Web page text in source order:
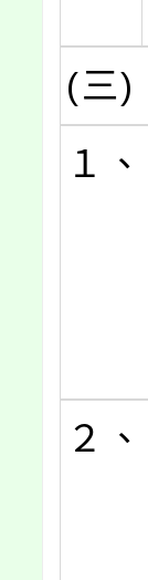
(三)
１、
２、